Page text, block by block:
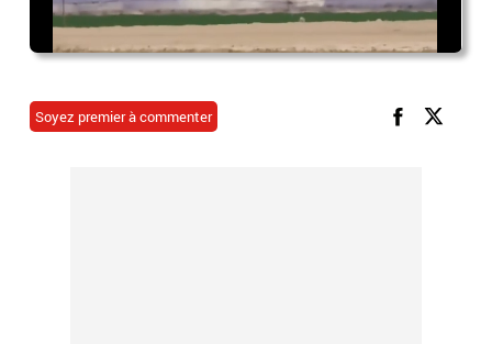
Soyez premier à commenter